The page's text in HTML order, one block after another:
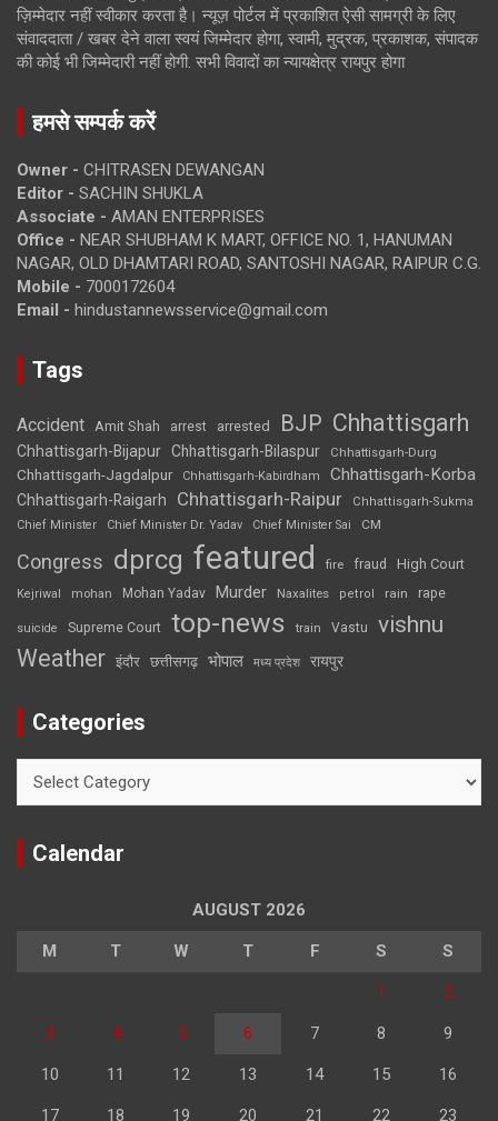
ज़िम्मेदार नहीं स्वीकार करता है। न्यूज़ पोर्टल में प्रकाशित ऐसी सामग्री के लिए
संवाददाता / खबर देने वाला स्वयं जिम्मेदार होगा, स्वामी, मुद्रक, प्रकाशक, संपादक
की कोई भी जिम्मेदारी नहीं होगी. सभी विवादों का न्यायक्षेत्र रायपुर होगा
हमसे सम्पर्क करें
Owner - CHITRASEN DEWANGAN
Editor - SACHIN SHUKLA
Associate - AMAN ENTERPRISES
Office - NEAR SHUBHAM K MART, OFFICE NO. 1, HANUMAN
NAGAR, OLD DHAMTARI ROAD, SANTOSHI NAGAR, RAIPUR C.G.
Mobile - 7000172604
Email - hindustannewsservice@gmail.com
Tags
Accident Amit Shah arrest arrested BJP Chhattisgarh
Chhattisgarh-Bijapur Chhattisgarh-Bilaspur Chhattisgarh-Durg
Chhattisgarh-Jagdalpur Chhattisgarh-Kabirdham Chhattisgarh-Korba
Chhattisgarh-Raigarh Chhattisgarh-Raipur
Chhattisgarh-Sukma
Chief Minister
Chief Minister Dr. Yadav Chief Minister Sai CM
Congress dprcg featured fire fraud High Court
Kejriwal mohan Mohan Yadav Murder Naxalites petrol rain rape
suicide Supreme Court top-news train Vastu vishnu
Weather इंदौर छत्तीसगढ़ भोपाल मध्य प्रदेश रायपुर
Categories
Calendar
AUGUST 2026
M T W T F S S
1 2
3 4 5 6 7 8 9
10 11 12 13 14 15 16
17 18 19 20 21 22 23